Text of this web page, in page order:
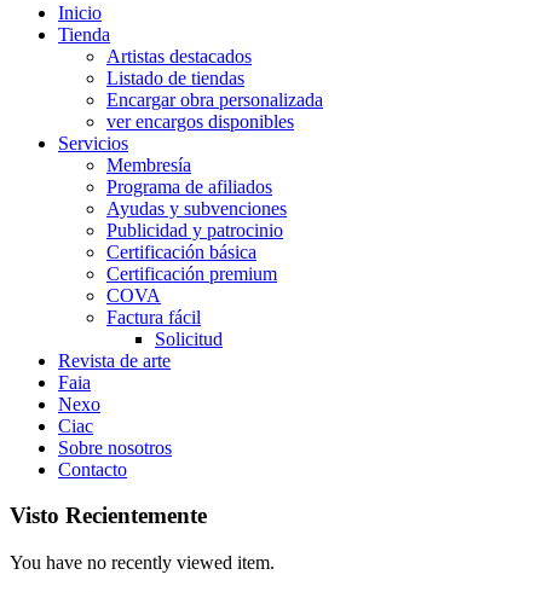
Inicio
Tienda
Artistas destacados
Listado de tiendas
Encargar obra personalizada
ver encargos disponibles
Servicios
Membresía
Programa de afiliados
Ayudas y subvenciones
Publicidad y patrocinio
Certificación básica
Certificación premium
COVA
Factura fácil
Solicitud
Revista de arte
Faia
Nexo
Ciac
Sobre nosotros
Contacto
Visto Recientemente
You have no recently viewed item.